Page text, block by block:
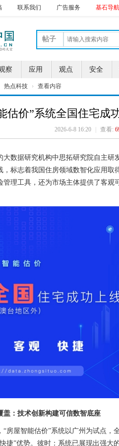
联系我们 广告服务 基石导航
帖子
察 应用 观点 安全
热点科技 › 查看内容
估价”系统全国住宅成
2026-6-8 16:20 查看:
大数据研究机构中思拓研究院自主研
，标志着我国住房领域数智化应用
管理工具，还为市场主体提供了客
盖：技术创新构建可信数智底座
“房屋智能估价”系统以广州为试点，
捷”优势。彼时：系统已展现出强大